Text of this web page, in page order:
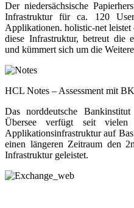
Der niedersächsische
Infrastruktur für ca. 120
Applikationen. holistic-net
diese Infrastruktur, betreut die
und kümmert sich um die
HCL Notes – Assessment mit
Das norddeutsche
Übersee verfügt seit
Applikationsinfrastruktur auf
einen längeren Zeitraum den
Infrastruktur geleistet.